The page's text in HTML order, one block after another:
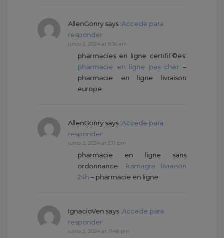
AllenGonry says :Accede para
responder
junio 2, 2024 at 8:16 am
pharmacies en ligne certifiГ©es:
pharmacie en ligne pas cher –
pharmacie en ligne livraison
europe
AllenGonry says :Accede para
responder
junio 2, 2024 at 5:11 pm
pharmacie en ligne sans
ordonnance: kamagra livraison
24h – pharmacie en ligne
IgnacioVen says :Accede para
responder
junio 2, 2024 at 11:48 pm